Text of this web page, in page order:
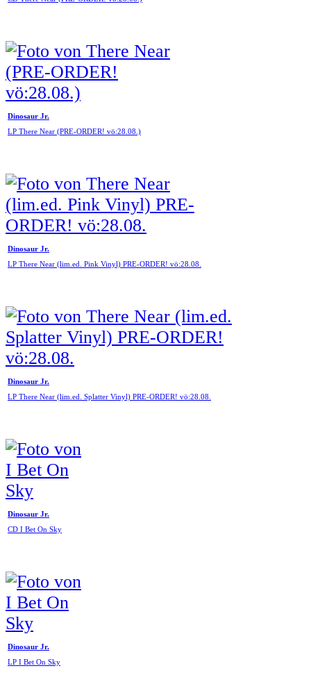
Dinosaur Jr.
LP There Near (PRE-ORDER! vö:28.08.)
Dinosaur Jr.
LP There Near (lim.ed. Pink Vinyl) PRE-ORDER! vö:28.08.
Dinosaur Jr.
LP There Near (lim.ed. Splatter Vinyl) PRE-ORDER! vö:28.08.
Dinosaur Jr.
CD I Bet On Sky
Dinosaur Jr.
LP I Bet On Sky